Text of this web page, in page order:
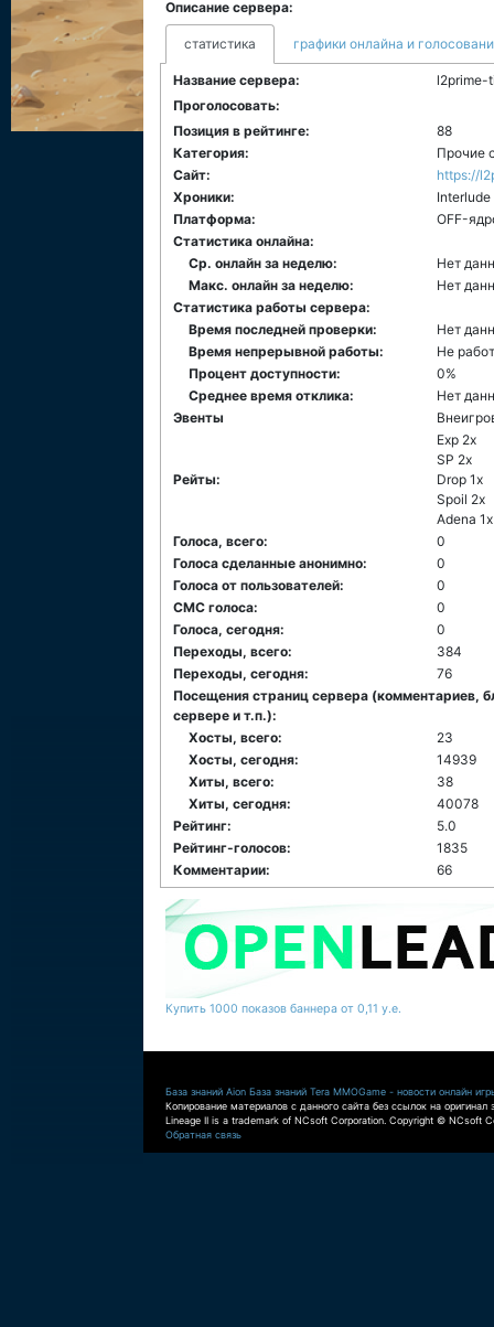
Описание сервера:
статистика графики онлайна и
Название сервера:
l2prime-
Проголосовать:
Позиция в рейтинге:
88
Категория:
Прочие
Сайт:
https://
Хроники:
Interlude
Платформа:
ОFF-
Статистика онлайна:
Ср. онлайн за неделю:
Нет
Макс. онлайн за неделю:
Нет
Статистика работы сервера:
Время последней проверки:
Нет
Время непрерывной работы:
Не
Процент доступности:
0%
Среднее время отклика:
Нет
Эвенты
Рейты:
Exp 2x
SP 2x
Drop 1x
Spoil 2x
Adena 1x
Голоса, всего:
0
Голоса сделанные анонимно:
0
Голоса от пользователей:
0
СМС голоса:
0
Голоса, сегодня:
0
Переходы, всего:
384
Переходы, сегодня:
76
Посещения страниц сервера (комментариев,
сервере и т.п.):
Хосты, всего:
23
Хосты, сегодня:
14939
Хиты, всего:
38
Хиты, сегодня:
40078
Рейтинг:
5.0
Рейтинг-голосов:
1835
Комментарии:
66
Купить 1000 показов баннера от 0,11 у.е.
База знаний Aion База знаний Tera MMOGame - новости онлайн
Копирование материалов с данного сайта без ссылок на оригинал
Lineage II is a trademark of NCsoft Corporation. Copyright © NCsoft
Обратная связь